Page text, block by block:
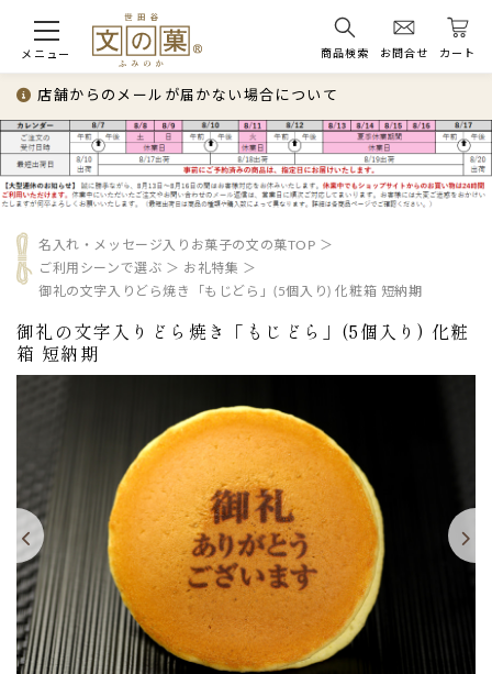
メニュー 商品検索 お問合せ カート
店舗からのメールが届かない場合について
名入れ・メッセージ入りお菓子の文の菓TOP
ご利用シーンで選ぶ
お礼特集
御礼の文字入りどら焼き「もじどら」(5個入り) 化粧箱 短納期
御礼の文字入りどら焼き「もじどら」(5個入り) 化粧
箱 短納期